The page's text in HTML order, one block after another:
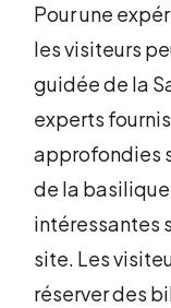
Pour une
les visiteurs
guidée de la
experts
approfondies
de la
intéressantes
site. Les
réserver des